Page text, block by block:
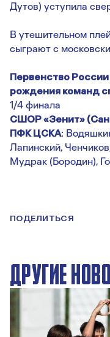
Дутов) уступила
В утешительном
сыграют с
Первенство
рождения команд
1/4 финала
СШОР «Зенит»
ПФК ЦСКА:
Лапинский,
Мудрак (Бородин),
ПОДЕЛИТЬСЯ
ДРУГИЕ